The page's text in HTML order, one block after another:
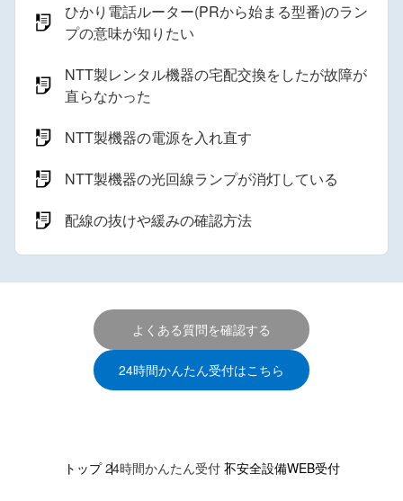
ひかり電話ルーター(PRから始まる型番)のラン
プの意味が知りたい
NTT製レンタル機器の宅配交換をしたが故障が
直らなかった
NTT製機器の電源を入れ直す
NTT製機器の光回線ランプが消灯している
配線の抜けや緩みの確認方法
よくある質問を確認する
24時間かんたん受付はこちら
トップ 24時間かんたん受付 不安全設備WEB受付